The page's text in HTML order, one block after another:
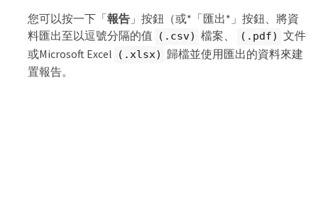
您可以按一下「報告」按鈕（或*「匯出*」按鈕、將資
料匯出至以逗號分隔的值
(.csv) 檔案、 (.pdf) 文件
或Microsoft Excel
(.xlsx)
歸檔並使用匯出的資料來建
置報告。